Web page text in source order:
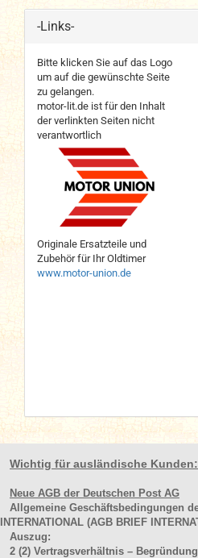
-Links-
Bitte klicken Sie auf das Logo
um auf die gewünschte Seite
zu gelangen.
motor-lit.de ist für den Inhalt
der verlinkten Seiten nicht
verantwortlich
Originale Ersatzteile und
Zubehör für Ihr Oldtimer
www.motor-union.de
Wichtig für ausländische Kunden:
Neue AGB der Deutschen Post AG
Allgemeine Geschäftsbedingungen
INTERNATIONAL (AGB BRIEF
Auszug:
2 (2) Vertragsverhältnis –